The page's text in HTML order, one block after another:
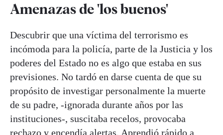
Amenazas de 'los buenos'
Descubrir que una víctima del terrorismo es
incómoda para la policía, parte de la Justicia y los
poderes del Estado no es algo que estaba en sus
previsiones. No tardó en darse cuenta de que su
propósito de investigar personalmente la muerte
de su padre, -ignorada durante años por las
instituciones-, suscitaba recelos, provocaba
rechazo y encendía alertas. Aprendió rápido a